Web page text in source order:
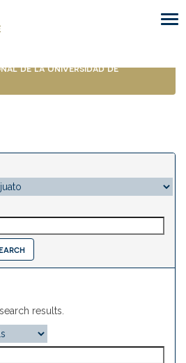
de la Universidad de
results.